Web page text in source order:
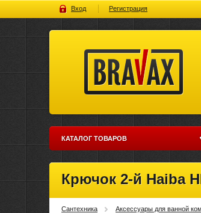
Вход Регистрация
всей россии
КАТАЛОГ ТОВАРОВ
Крючок 2-й Haiba
Сантехника Аксессуары для ванной